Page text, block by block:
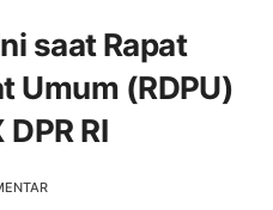
saat Rapat
Umum (RDPU)
RI